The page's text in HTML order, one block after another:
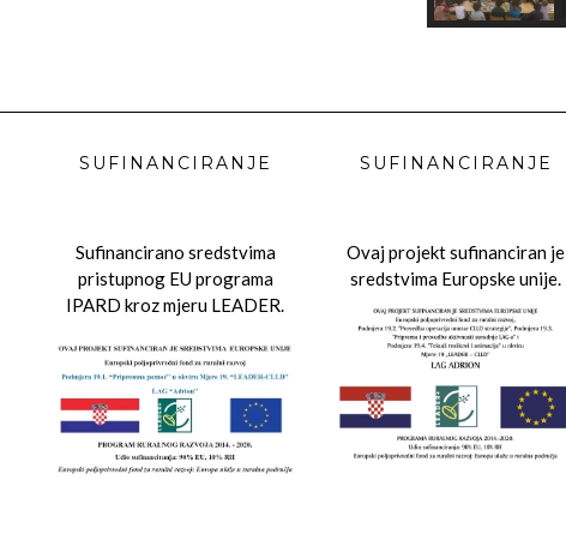
SUFINANCIRANJE
Sufinancirano sredstvima
pristupnog EU programa
IPARD kroz mjeru LEADER.
SUFINANCIRANJE
Ovaj projekt sufinanciran je
sredstvima Europske unije.